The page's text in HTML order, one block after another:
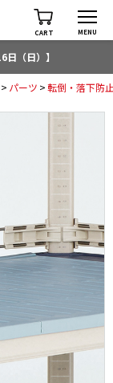
CART MENU
（日）】
> パーツ >転倒・落下防